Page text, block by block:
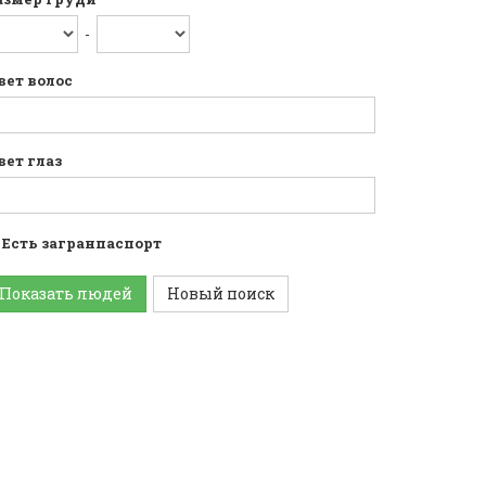
-
волос
глаз
Есть загранпаспорт
Показать людей Новый поиск